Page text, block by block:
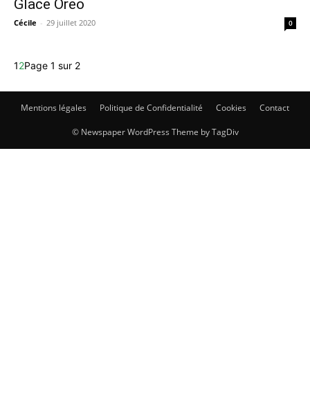
Glace Oreo
Cécile - 29 juillet 2020 0
12Page 1 sur 2
Mentions légales Politique de Confidentialité Cookies Contact
© Newspaper WordPress Theme by TagDiv